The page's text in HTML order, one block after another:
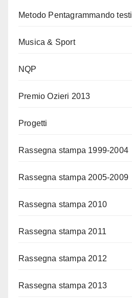
Metodo Pentagrammando testi
Musica & Sport
NQP
Premio Ozieri 2013
Progetti
Rassegna stampa 1999-2004
Rassegna stampa 2005-2009
Rassegna stampa 2010
Rassegna stampa 2011
Rassegna stampa 2012
Rassegna stampa 2013